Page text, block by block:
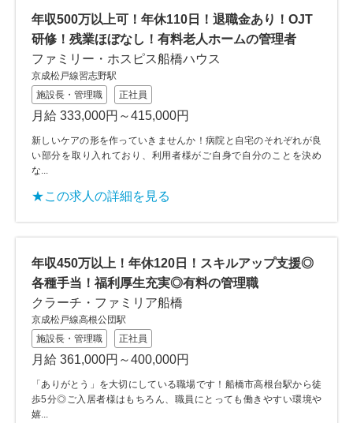
年収500万以上可！年休110日！退職金あり！OJT
研修！残業ほぼなし！有料老人ホームの管理者
ファミリー・ホスピス船橋ハウス
京成松戸線習志野駅
施設長・管理職
正社員
月給 333,000円～415,000円
新しいケアの形を作っていきませんか！病院と自宅のそれぞれが良
い部分を取り入れており、利用者様がご自身で自分のことを決め
な...
★この求人の詳細を見る
年収450万以上！年休120日！スキルアップ支援◎
各種手当！福利厚生充実◎有料の管理職
クラーチ・ファミリア船橋
京成松戸線高根公団駅
施設長・管理職
正社員
月給 361,000円～400,000円
「ありがとう」を大切にしている職場です！船橋市高根台駅から徒
歩5分◎ご入居者様はもちろん、職員にとっても働きやすい環境や
嬉...